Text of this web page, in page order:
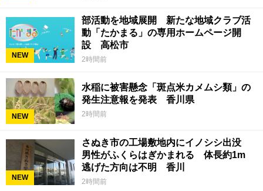
NEW
部活動を地域展開 新たな地域クラブ活
動「たかまる」の専用ホームページ開
設 高松市
2時間前
NEW
水稲に被害懸念「斑点米カメムシ類」の
発生注意報を発表 香川県
2時間前
NEW
さぬき市の工場敷地内にイノシシ出没
男性がふくらはぎかまれる 体長約1m
逃げた方向は不明 香川
2時間前